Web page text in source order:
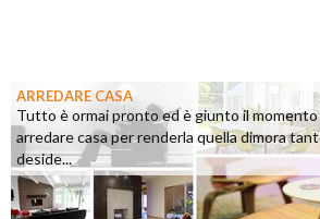
ARREDARE CASA
Tutto è ormai pronto ed è giunto il momento
arredare casa per renderla quella dimora
deside...